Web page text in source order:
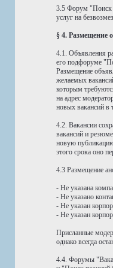
3.5 Форум "Поиск
услуг на
§ 4. Размещение
4.1. Объявления
его подфоруме
Размещение
желаемых
которым
на адрес
новых вакансий в
4.2. Вакансии
вакансий и
новую
этого срока оно
4.3 Размещение
- Не указана
- Не указано
- Не указан
- Не указан
Присланные
однако всегда
4.4. Форумы